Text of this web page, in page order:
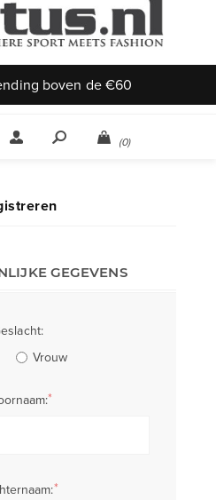
boven de €60
(0)
GEGEVENS
Vrouw
*
*